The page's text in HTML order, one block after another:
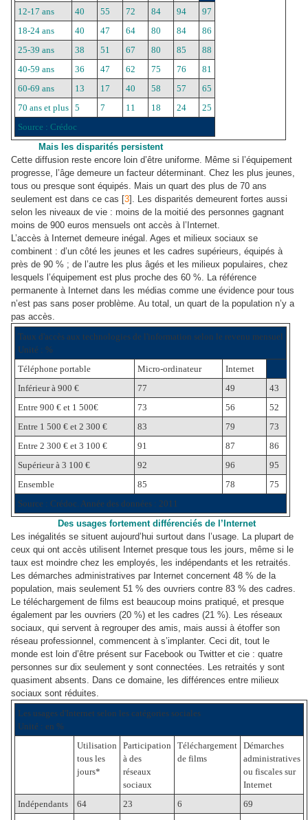
12-17 ans
40 55 72 84 94
97
18-24 ans
40 47 64 80 84
86
25-39 ans
38 51 67 80 85
88
40-59 ans
36 47 62 75 76
81
60-69 ans
13 17 40 58 57
65
70 ans et plus 5 7 11 18 24
25
Source : Crédoc
Mais les disparités persistent
Cette diffusion reste encore loin d’être uniforme. Même si l’équipement
progresse, l’âge demeure un facteur déterminant. Chez les plus jeunes,
tous ou presque sont équipés. Mais un quart des plus de 70 ans
seulement est dans ce cas [3]. Les disparités demeurent fortes aussi
selon les niveaux de vie : moins de la moitié des personnes gagnant
moins de 900 euros mensuels ont accès à l’Internet.
L’accès à Internet demeure inégal. Ages et milieux sociaux se
combinent : d’un côté les jeunes et les cadres supérieurs, équipés à
près de 90 % ; de l’autre les plus âgés et les milieux populaires, chez
lesquels l’équipement est plus proche des 60 %. La référence
permanente à Internet dans les médias comme une évidence pour tous
n’est pas sans poser problème. Au total, un quart de la population n’y a
pas accès.
Taux d'accès aux technologies de l'information selon le revenu mensuel
Unité : %
Téléphone portable
Micro-ordinateur
Internet
Inférieur à 900 €
77 49
43
Entre 900 € et 1 500€
73 56
52
Entre 1 500 € et 2 300 €
83 79
73
Entre 2 300 € et 3 100 €
91 87
86
Supérieur à 3 100 €
92 96
95
Ensemble
85 78
75
Source : Crédoc. Année des données : 2011
Des usages fortement différenciés de l’Internet
Les inégalités se situent aujourd’hui surtout dans l’usage. La plupart de
ceux qui ont accès utilisent Internet presque tous les jours, même si le
taux est moindre chez les employés, les indépendants et les retraités.
Les démarches administratives par Internet concernent 48 % de la
population, mais seulement 51 % des ouvriers contre 83 % des cadres.
Le téléchargement de films est beaucoup moins pratiqué, et presque
également par les ouvriers (20 %) et les cadres (21 %). Les réseaux
sociaux, qui servent à regrouper des amis, mais aussi à étoffer son
réseau professionnel, commencent à s’implanter. Ceci dit, tout le
monde est loin d’être présent sur Facebook ou Twitter et cie : quatre
personnes sur dix seulement y sont connectées. Les retraités y sont
quasiment absents. Dans ce domaine, les différences entre milieux
sociaux sont réduites.
Les usages d'Internet selon les catégories sociales
Unité : en %
Utilisation
tous les
jours*
Participation
à des
réseaux
sociaux
Téléchargement
de films
Démarches
administratives
ou fiscales sur
Internet
Indépendants
64 23 6
69